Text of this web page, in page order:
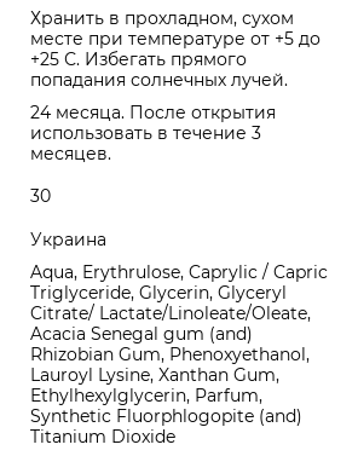
Хранить в прохладном, сухом
месте при температуре от +5 до
+25 С. Избегать прямого
попадания солнечных лучей.
24 месяца. После открытия
использовать в течение 3
месяцев.
30
Украина
Aqua, Erythrulose, Caprylic / Capric
Triglyceride, Glycerin, Glyceryl
Citrate/ Lactate/Linoleate/Oleate,
Acacia Senegal gum (and)
Rhizobian Gum, Phenoxyethanol,
Lauroyl Lysine, Xanthan Gum,
Ethylhexylglycerin, Parfum,
Synthetic Fluorphlogopite (and)
Titanium Dioxide